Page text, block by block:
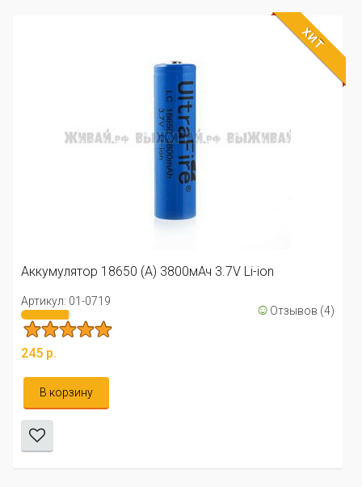
ХИТ
Аккумулятор 18650 (А) 3800мАч 3.7V Li-ion
Артикул: 01-0719 ☺ Отзывов (4)
245 р.
В корзину